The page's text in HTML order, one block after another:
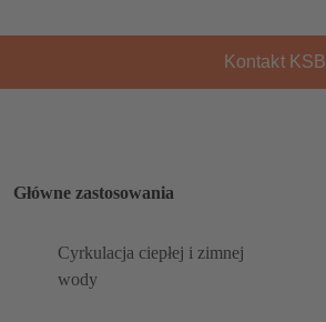
Kontakt KSB
Główne zastosowania
Cyrkulacja ciepłej i zimnej
wody